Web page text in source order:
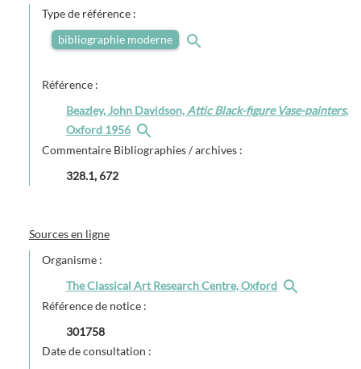
Type de référence :
bibliographie moderne
Référence :
Beazley, John Davidson,Attic Black-figure Vase-painters,
Oxford 1956
Commentaire Bibliographies / archives :
328.1, 672
Sources en ligne
Organisme :
The Classical Art Research Centre, Oxford
Référence de notice :
301758
Date de consultation :